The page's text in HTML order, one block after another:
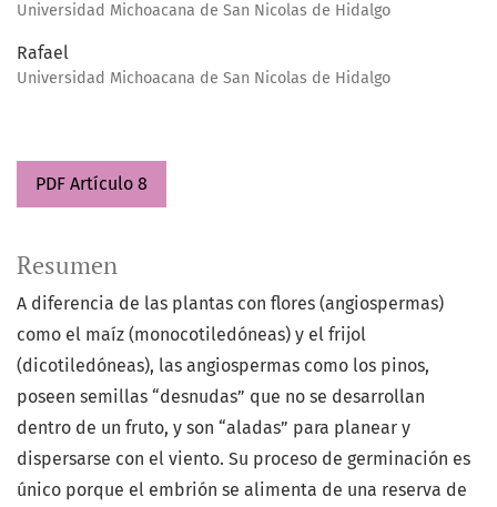
Universidad Michoacana de San Nicolas de Hidalgo
Rafael
Universidad Michoacana de San Nicolas de Hidalgo
PDF Artículo 8
Resumen
A diferencia de las plantas con flores (angiospermas)
como el maíz (monocotiledóneas) y el frijol
(dicotiledóneas), las angiospermas como los pinos,
poseen semillas “desnudas” que no se desarrollan
dentro de un fruto, y son “aladas” para planear y
dispersarse con el viento. Su proceso de germinación es
único porque el embrión se alimenta de una reserva de